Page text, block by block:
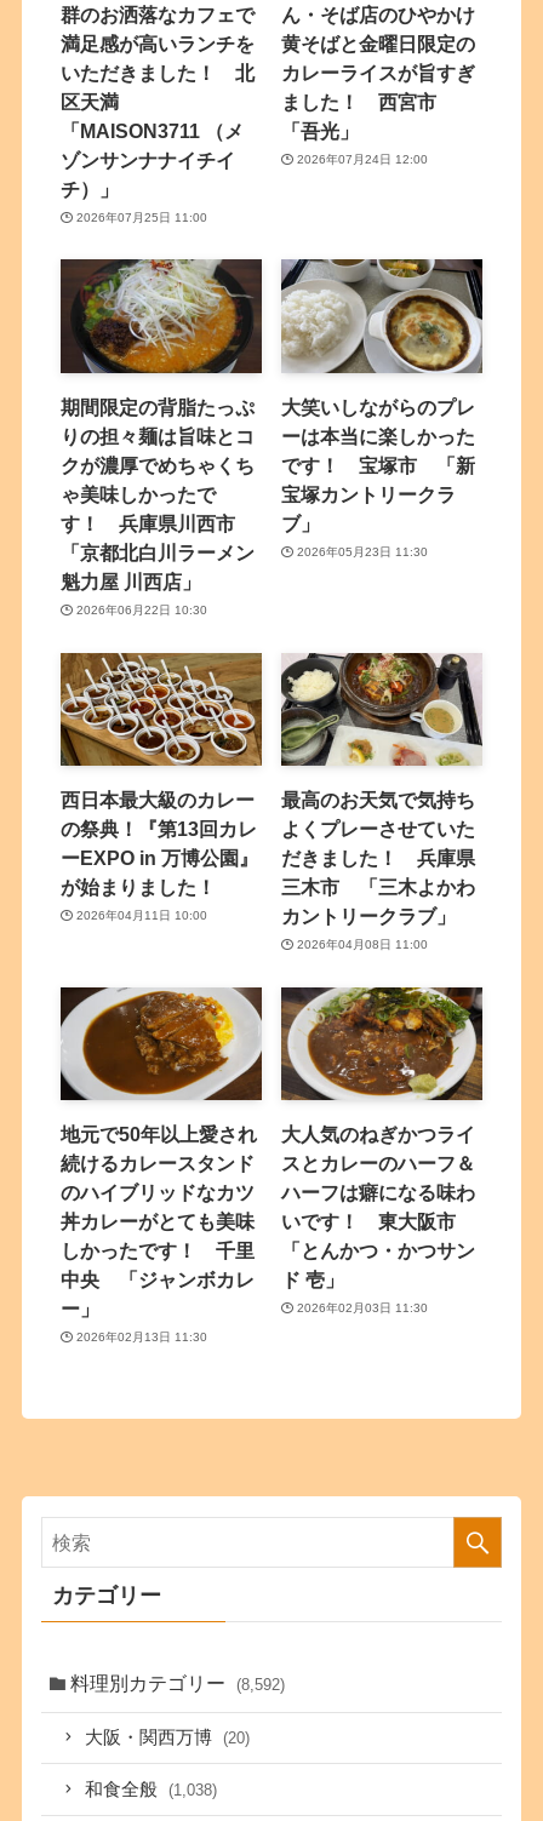
群のお洒落なカフェで
満足感が高いランチを
いただきました！ 北
区天満
「MAISON3711 （メ
ゾンサンナナイチイ
チ）」
2026年07月25日 11:00
ん・そば店のひやかけ
黄そばと金曜日限定の
カレーライスが旨すぎ
ました！ 西宮市
「吾光」
2026年07月24日 12:00
期間限定の背脂たっぷ
りの担々麺は旨味とコ
クが濃厚でめちゃくち
ゃ美味しかったで
す！ 兵庫県川西市
「京都北白川ラーメン
魁力屋 川西店」
2026年06月22日 10:30
大笑いしながらのプレ
ーは本当に楽しかった
です！ 宝塚市 「新
宝塚カントリークラ
ブ」
2026年05月23日 11:30
西日本最大級のカレー
の祭典！『第13回カレ
ーEXPO in 万博公園』
が始まりました！
2026年04月11日 10:00
最高のお天気で気持ち
よくプレーさせていた
だきました！ 兵庫県
三木市 「三木よかわ
カントリークラブ」
2026年04月08日 11:00
地元で50年以上愛され
続けるカレースタンド
のハイブリッドなカツ
丼カレーがとても美味
しかったです！ 千里
中央 「ジャンボカレ
ー」
2026年02月13日 11:30
大人気のねぎかつライ
スとカレーのハーフ＆
ハーフは癖になる味わ
いです！ 東大阪市
「とんかつ・かつサン
ド 壱」
2026年02月03日 11:30
カテゴリー
料理別カテゴリー (8,592)
大阪・関西万博 (20)
和食全般 (1,038)